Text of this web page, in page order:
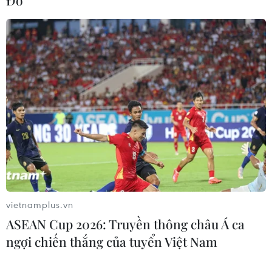
vietnamplus.vn
ASEAN Cup 2026: Truyền thông châu Á ca
ngợi chiến thắng của tuyển Việt Nam